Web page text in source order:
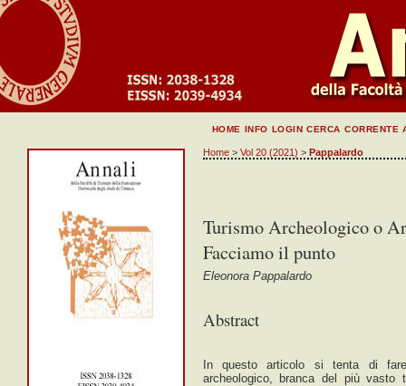
HOME INFO LOGIN CERCA CORRENTE
Home> Vol 20 (2021) > Pappalardo
Turismo Archeologico o
Facciamo il punto
Eleonora Pappalardo
Abstract
In questo articolo si tenta di
archeologico, branca del più vasto